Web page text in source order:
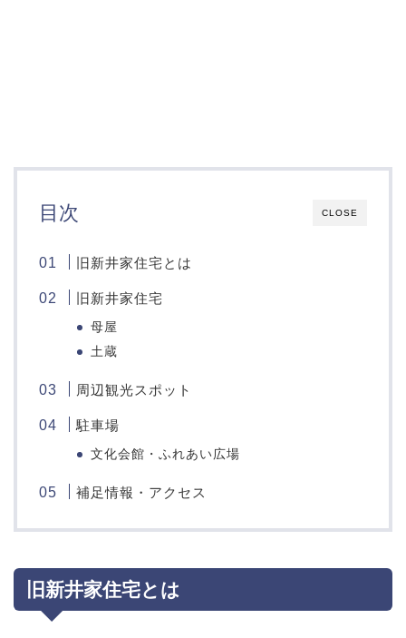
CLOSE
目次
旧新井家住宅とは
旧新井家住宅
母屋
土蔵
周辺観光スポット
駐車場
文化会館・ふれあい広場
補足情報・アクセス
旧新井家住宅とは